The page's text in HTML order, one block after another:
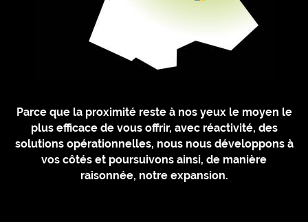
Parce que la proximité reste à nos yeux le moyen le
plus efficace de vous offrir, avec réactivité, des
solutions opérationnelles, nous nous développons à
vos côtés et poursuivons ainsi, de manière
raisonnée, notre expansion.